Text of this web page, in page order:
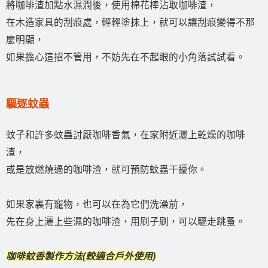
將咖啡渣加點水濕潤後，使用棉花棒沾取咖啡渣，
在木造家具的刮痕處，輕輕塗抹上，就可以讓刮痕變得不那
麼明顯，
如果擔心這招不管用，不妨先在不起眼的小角落試試看。
驅逐蚊蟲
蚊子和許多蚊蟲討厭咖啡香氣，在家附近灑上乾燥的咖啡
渣，
或是放燃燒過的咖啡渣，就可預防蚊蟲干擾你。
如果家裏有寵物，也可以在為它們洗澡前，
先在身上灑上些濕的咖啡渣，用刷子刷，可以驅走跳蚤。
咖啡蚊香製作方法(較適合戶外使用)